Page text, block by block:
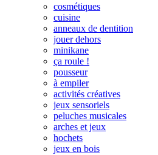
cosmétiques
cuisine
anneaux de dentition
jouer dehors
minikane
ça roule !
pousseur
à empiler
activités créatives
jeux sensoriels
peluches musicales
arches et jeux
hochets
jeux en bois